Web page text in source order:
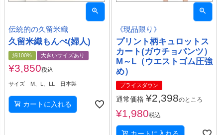
伝統的の久留米織
久留米織もんぺ(婦人)
綿100% 大きいサイズあり
¥3,850税込
サイズ M、L、LL 日本製
カートに入れる
《現品限り》
プリント柄キュロットス
カート(ガウチョパンツ）
M～L（ウエストゴム圧強
め）
プライスダウン
通常価格 ¥2,398のところ
¥1,980税込
カートに入れる